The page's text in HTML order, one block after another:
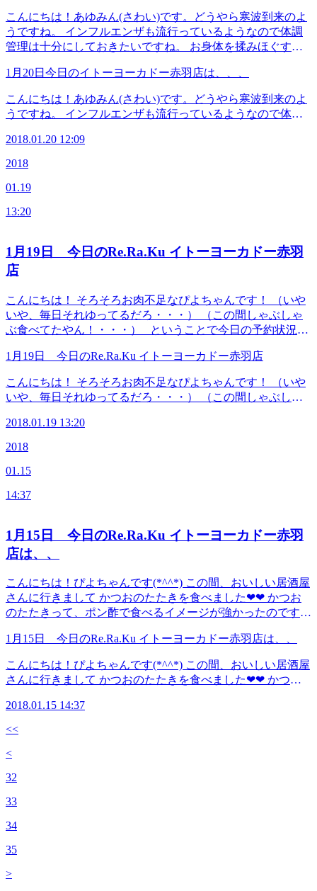
予約は こちら から LINEのお友だちも大募集中で
す！ 登録でお得な特典プレゼント！(^_-)-☆
こんにちは！あゆみん(さわい)です。どうやら寒波到来のよ
うですね。 インフルエンザも流行っているようなので体調
管理は十分にしておきたいですね。 お身体を揉みほぐす
れて老廃物を出すことができるのです。 スッキリとお身体
をほぐしに来ませんか？当店なら電気マット完備です(^O^)
／ ☆今日のスタッフ いしかわ はしかわ さわい すぎはし ☆
予約可能な時間帯 12：00～13：00 16：30～19：00 ≪連絡先
&amp;アクセス≫ Re.Ra.Ku イトーヨーカドー赤羽店 JR宇
から徒歩1分のイトーヨーカドーの3Fです！ TEL 03-5948-
9557 （店舗） TEL 03-4540-6336（予約センター 店舗にお
電話が繋がらなかった時におかけください） Web予約は
こちら から LINEのお友だちも大募集中です！ 登録で
1月20日今日のイトーヨーカドー赤羽店は、、、
こんにちは！あゆみん(さわい)です。どうやら寒波到来のよ
うですね。 インフルエンザも流行っているようなので体調
と、血流の流れを良くするだけでなく、 筋肉のコリがほぐ
れて老廃物を出すことができるのです。 スッキリとお身体
／ ☆今日のスタッフ いしかわ はしかわ さわい すぎはし ☆
&amp;アクセス≫ Re.Ra.Ku イトーヨーカドー赤羽店 JR宇
から徒歩1分のイトーヨーカドーの3Fです！ TEL 03-5948-
9557 （店舗） TEL 03-4540-6336（予約センター 店舗にお
電話が繋がらなかった時におかけください） Web予約は
こちら から LINEのお友だちも大募集中です！ 登録で
お得な特典プレゼント！(^_-)-☆
2018.01.20 12:09
2018
01.19
13:20
1月19日 今日のRe.Ra.Ku イトーヨーカドー赤羽
店
こんにちは！ そろそろお肉不足なぴよちゃんです！ （いや
いや、毎日それゆってるだろ・・・） （この間しゃぶしゃ
ぶ食べてたやん！・・・） ということで今日の予約状況の
ぎはし 空き時間 １３：３０～１５：３０ １６：００～２
≪連絡先&amp;アクセス≫ Re.Ra.Ku イトーヨーカドー赤羽
店 JR宇都宮線・京浜東北線・高崎線・埼京線「赤羽駅」西
03-5948-9557 （店舗） TEL 03-4540-6336（予約センター
予約は こちら から LINEのお友だちも大募集中で
す！ 登録でお得な特典プレゼント！(^_-)-☆
1月19日 今日のRe.Ra.Ku イトーヨーカドー赤羽店
こんにちは！ そろそろお肉不足なぴよちゃんです！ （いや
いや、毎日それゆってるだろ・・・） （この間しゃぶしゃ
ご案内です。笑 出勤スタッフ せきね いしかわ まつむら す
ぎはし 空き時間 １３：３０～１５：３０ １６：００～２
店 JR宇都宮線・京浜東北線・高崎線・埼京線「赤羽駅」西
03-5948-9557 （店舗） TEL 03-4540-6336（予約センター
店舗にお電話が繋がらなかった時におかけください） Web
予約は こちら から LINEのお友だちも大募集中で
す！ 登録でお得な特典プレゼント！(^_-)-☆
2018.01.19 13:20
2018
01.15
14:37
1月15日 今日のRe.Ra.Ku イトーヨーカドー赤羽
店は、、
こんにちは！ぴよちゃんです(*^^*) この間、おいしい居酒屋
さんに行きまして かつおのたたきを食べました❤❤ かつお
のたたきって、ポン酢で食べるイメージが強かったのですが
なしですねっ☆ 今日の出勤スタッフ はしかわ さわい まつ
むら 空き時間 １５；００～２０：００
≪連絡先&amp;アクセス≫ Re.Ra.Ku イトーヨーカドー赤羽
店 JR宇都宮線・京浜東北線・高崎線・埼京線「赤羽駅」西
03-5948-9557 （店舗） TEL 03-4540-6336（予約センター
予約は こちら から LINEのお友だちも大募集中で
す！ 登録でお得な特典プレゼント！(^_-)-☆
1月15日 今日のRe.Ra.Ku イトーヨーカドー赤羽店は、、
こんにちは！ぴよちゃんです(*^^*) この間、おいしい居酒屋
さんに行きまして かつおのたたきを食べました❤❤ かつお
お塩でもめちゃうまでした( ;∀;)！！ 通っちゃうこと間違え
なしですねっ☆ 今日の出勤スタッフ はしかわ さわい まつ
店 JR宇都宮線・京浜東北線・高崎線・埼京線「赤羽駅」西
口を出てから徒歩1分のイトーヨーカドーの3Fです！ TEL
店舗にお電話が繋がらなかった時におかけください） Web
予約は こちら から LINEのお友だちも大募集中で
す！ 登録でお得な特典プレゼント！(^_-)-☆
2018.01.15 14:37
<<
<
32
33
34
35
>